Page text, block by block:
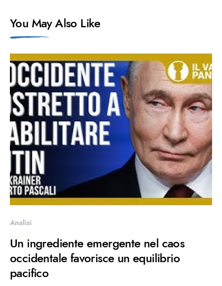
You May Also Like
Analisi
Un ingrediente emergente nel caos
occidentale favorisce un equilibrio
pacifico